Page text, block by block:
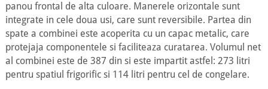
panou frontal de alta culoare. Manerele orizontale sunt
integrate in cele doua usi, care sunt reversibile. Partea din
spate a combinei este acoperita cu un capac metalic, care
protejaja componentele si faciliteaza curatarea. Volumul net
al combinei este de 387 din si este impartit astfel: 273 litri
pentru spatiul frigorific si 114 litri pentru cel de congelare.